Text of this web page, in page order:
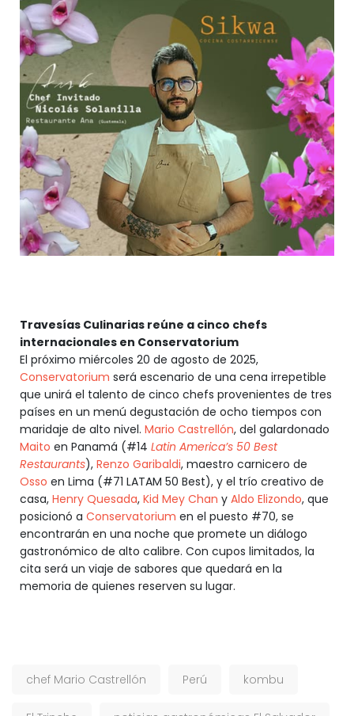
Travesías Culinarias reúne a cinco chefs
internacionales en Conservatorium
El próximo miércoles 20 de agosto de 2025,
Conservatorium será escenario de una cena irrepetible
que unirá el talento de cinco chefs provenientes de tres
países en un menú degustación de ocho tiempos con
maridaje de alto nivel. Mario Castrellón, del galardonado
Maito en Panamá (#14 Latin America’s 50 Best
Restaurants), Renzo Garibaldi, maestro carnicero de
Osso en Lima (#71 LATAM 50 Best), y el trío creativo de
casa, Henry Quesada, Kid Mey Chan y Aldo Elizondo, que
posicionó a Conservatorium en el puesto #70, se
encontrarán en una noche que promete un diálogo
gastronómico de alto calibre. Con cupos limitados, la
cita será un viaje de sabores que quedará en la
memoria de quienes reserven su lugar.
chef Mario Castrellón Perú kombu